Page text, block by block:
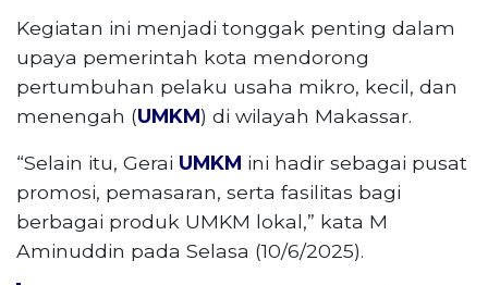
Kegiatan ini menjadi tonggak penting dalam
upaya pemerintah kota mendorong
pertumbuhan pelaku usaha mikro, kecil, dan
menengah (UMKM) di wilayah Makassar.
“Selain itu, Gerai UMKM ini hadir sebagai pusat
promosi, pemasaran, serta fasilitas bagi
berbagai produk UMKM lokal,” kata M
Aminuddin pada Selasa (10/6/2025).